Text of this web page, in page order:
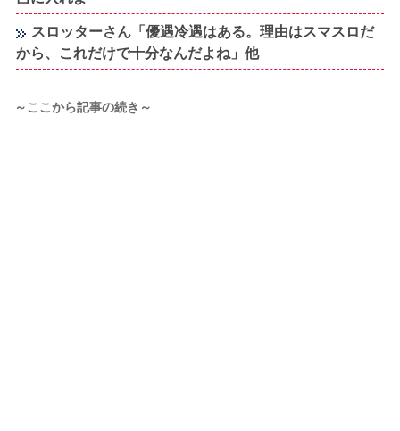
スロッターさん「優遇冷遇はある。理由はスマスロだ
から、これだけで十分なんだよね」他
～ここから記事の続き～